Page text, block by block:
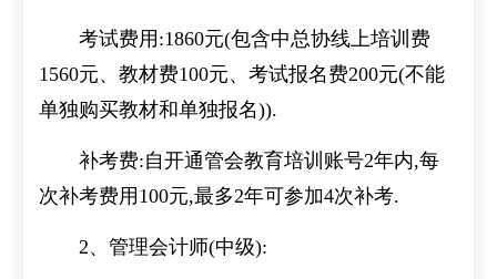
考试费用:1860元(包含中总协线上培训费
1560元、教材费100元、考试报名费200元(不能
单独购买教材和单独报名)).
补考费:自开通管会教育培训账号2年内,每
次补考费用100元,最多2年可参加4次补考.
2、管理会计师(中级):